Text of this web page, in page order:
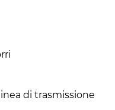
di trasmissione